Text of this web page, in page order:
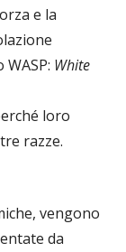
e la
White
loro
razze.
vengono
da